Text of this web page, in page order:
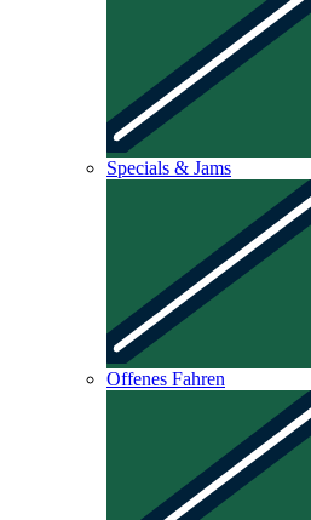
Specials & Jams
Offenes Fahren